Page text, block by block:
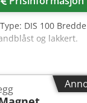
DIS 100
og lakkert.